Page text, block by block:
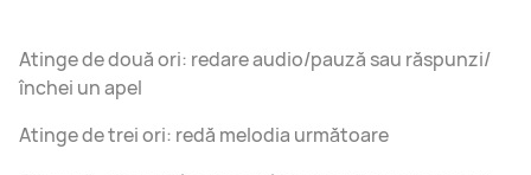
Atinge de două ori: redare audio/pauză sau răspunzi/
închei un apel
Atinge de trei ori: redă melodia următoare